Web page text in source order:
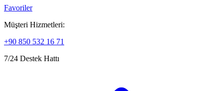
Favoriler
Müşteri Hizmetleri:
+90 850 532 16 71
7/24 Destek Hattı